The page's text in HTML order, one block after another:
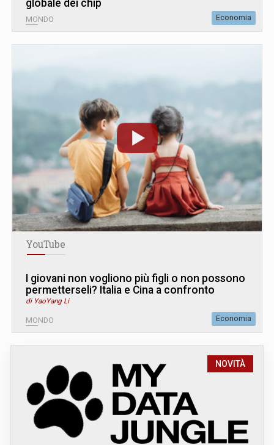
globale dei chip
MONDO Economia
YouTube
I giovani non vogliono più figli o non possono
permetterseli? Italia e Cina a confronto
di YaoYang Li
MONDO Economia
NOVITÀ